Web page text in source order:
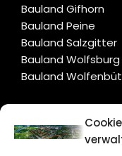
Bauland Gifhorn
Bauland Peine
Bauland Salzgitter
Bauland Wolfsburg
Bauland
CITYLIFE!